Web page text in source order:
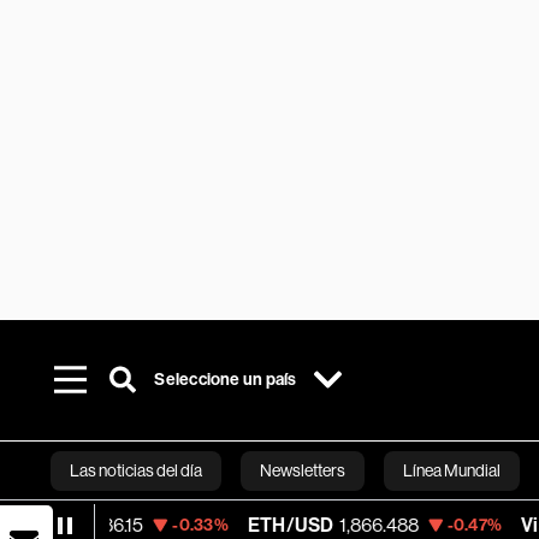
Seleccione un país
Las noticias del día Newsletters Línea Mundial
Bloomberg
ETH/USD 1,866.488 -0.47% Visa 369.59